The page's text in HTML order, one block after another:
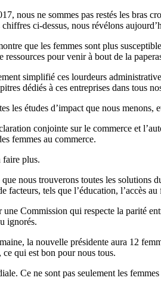
nous ne sommes pas restés les bras
ci-dessus, nous révélons
que les femmes sont plus
ressources pour venir à bout de la
simplifié ces lourdeurs
dédiés à ces entreprises dans tous
les études d’impact que nous
conjointe sur le commerce et
femmes au commerce.
faire plus.
nous trouverons toutes les solutions
facteurs, tels que l’éducation, l’accès
Commission qui respecte la parité
ignorés.
la nouvelle présidente aura 12
qui est bon pour nous tous.
Ce ne sont pas seulement les